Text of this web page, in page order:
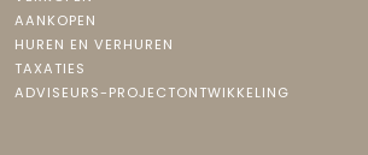
AANKOPEN
HUREN EN VERHUREN
TAXATIES
ADVISEURS-PROJECTONTWIKKELING